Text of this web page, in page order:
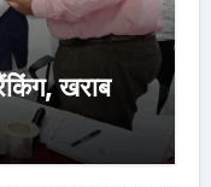
खराब